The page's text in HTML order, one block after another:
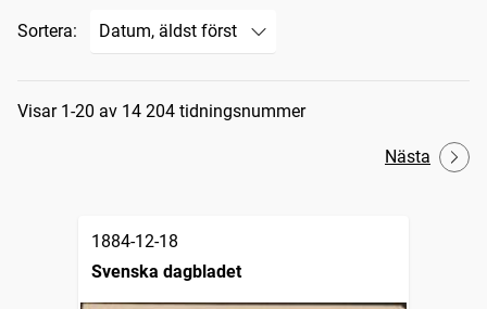
Sortera:
Sökresultat
Visar 1-20 av 14 204 tidningsnummer
Nästa
1884-12-18
Svenska dagbladet